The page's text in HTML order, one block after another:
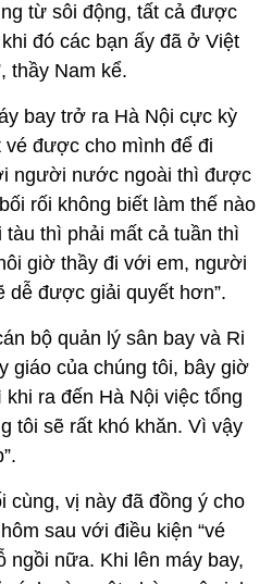
từ sôi động, tất cả được
đó các bạn ấy đã ở Việt
thầy Nam kể.
bay trở ra Hà Nội cực kỳ
vé được cho mình để đi
người nước ngoài thì được
rối không biết làm thế nào
thì phải mất cả tuần thì
giờ thầy đi với em, người
dễ được giải quyết hơn”.
bộ quản lý sân bay và Ri
giáo của chúng tôi, bây giờ
ra đến Hà Nội việc tổng
tôi sẽ rất khó khăn. Vì vậy
cùng, vị này đã đồng ý cho
sau với điều kiện “vé
ngồi nữa. Khi lên máy bay,